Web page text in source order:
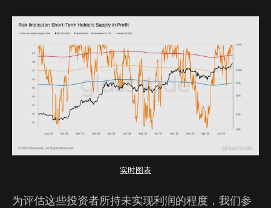
实时图表
为评估这些投资者所持未实现利润的程度，我们参